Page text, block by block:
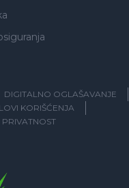
DIGITALNO OGLAŠAVANJE
KORIŠĆENJA
PRIVATNOST